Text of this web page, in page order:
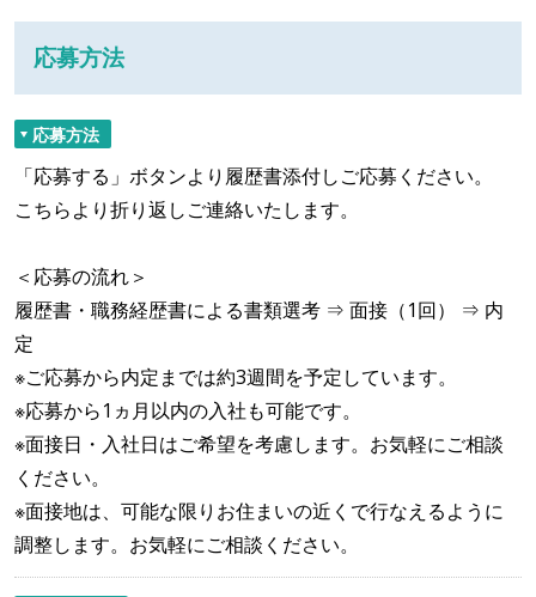
応募方法
応募方法
「応募する」ボタンより履歴書添付しご応募ください。
こちらより折り返しご連絡いたします。
＜応募の流れ＞
履歴書・職務経歴書による書類選考 ⇒ 面接（1回） ⇒ 内
定
※ご応募から内定までは約3週間を予定しています。
※応募から1ヵ月以内の入社も可能です。
※面接日・入社日はご希望を考慮します。お気軽にご相談
ください。
※面接地は、可能な限りお住まいの近くで行なえるように
調整します。お気軽にご相談ください。